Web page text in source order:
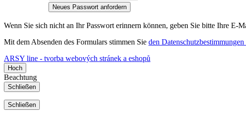
Neues Passwort anfordern
Wenn Sie sich nicht an Ihr Passwort erinnern können, geben Sie bitte Ihre E-
Mit dem Absenden des Formulars stimmen Sie den Datenschutzbestimmungen
ARSY line - tvorba webových stránek a eshopů
Hoch
Beachtung
Schließen
Schließen